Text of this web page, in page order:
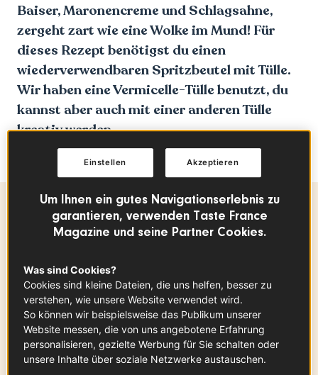
Baiser, Maronencreme und Schlagsahne,
zergeht zart wie eine Wolke im Mund! Für
dieses Rezept benötigst du einen
wiederverwendbaren Spritzbeutel mit Tülle.
Wir haben eine Vermicelle-Tülle benutzt, du
kannst aber auch mit einer anderen Tülle
kreativ werden.
Zutatenfür - +
Für den Sandteig:
Eigelb
x2
Um Ihnen ein gutes Navigationserlebnis zu
garantieren, verwenden Taste France
Magazine und seine Partner Cookies.
Was sind Cookies?
Cookies sind kleine Dateien, die uns helfen, besser zu
verstehen, wie unsere Website verwendet wird.
So können wir beispielsweise das Publikum unserer
Website messen, die von uns angebotene Erfahrung
personalisieren, gezielte Werbung für Sie schalten oder
unsere Inhalte über soziale Netzwerke austauschen.
Akzeptieren
Einstellen